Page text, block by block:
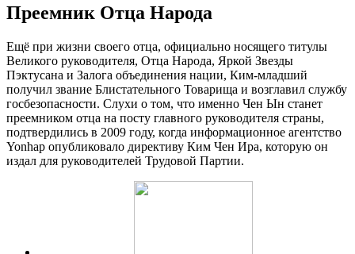
Преемник Отца Народа
Ещё при жизни своего отца, официально носящего титулы
Великого руководителя, Отца Народа, Яркой Звезды
Пэктусана и Залога объединения нации, Ким-младший
получил звание Блистательного Товарища и возглавил службу
госбезопасности. Слухи о том, что именно Чен Ын станет
преемником отца на посту главного руководителя страны,
подтвердились в 2009 году, когда информационное агентство
Yonhap опубликовало директиву Ким Чен Ира, которую он
издал для руководителей Трудовой Партии.